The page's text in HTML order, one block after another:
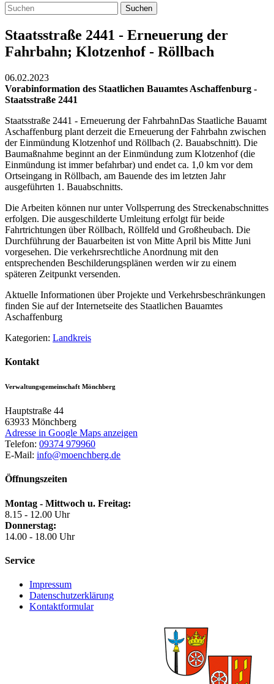
Suchen
Staatsstraße 2441 - Erneuerung der
Fahrbahn; Klotzenhof - Röllbach
06.02.2023
Vorabinformation des Staatlichen Bauamtes Aschaffenburg -
Staatsstraße 2441
Staatsstraße 2441 - Erneuerung der FahrbahnDas Staatliche Bauamt
Aschaffenburg plant derzeit die Erneuerung der Fahrbahn zwischen
der Einmündung Klotzenhof und Röllbach (2. Bauabschnitt). Die
Baumaßnahme beginnt an der Einmündung zum Klotzenhof (die
Einmündung ist immer befahrbar) und endet ca. 1,0 km vor dem
Ortseingang in Röllbach, am Bauende des im letzten Jahr
ausgeführten 1. Bauabschnitts.
Die Arbeiten können nur unter Vollsperrung des Streckenabschnittes
erfolgen. Die ausgeschilderte Umleitung erfolgt für beide
Fahrtrichtungen über Röllbach, Röllfeld und Großheubach. Die
Durchführung der Bauarbeiten ist von Mitte April bis Mitte Juni
vorgesehen. Die verkehrsrechtliche Anordnung mit den
entsprechenden Beschilderungsplänen werden wir zu einem
späteren Zeitpunkt versenden.
Aktuelle Informationen über Projekte und Verkehrsbeschränkungen
finden Sie auf der Internetseite des Staatlichen Bauamtes
Aschaffenburg
Kategorien: Landkreis
Kontakt
Verwaltungsgemeinschaft Mönchberg
Hauptstraße 44
63933 Mönchberg
Adresse in Google Maps anzeigen
Telefon: 09374 979960
E-Mail: info@moenchberg.de
Öffnungszeiten
Montag - Mittwoch u. Freitag:
8.15 - 12.00 Uhr
Donnerstag:
14.00 - 18.00 Uhr
Service
Impressum
Datenschutzerklärung
Kontaktformular